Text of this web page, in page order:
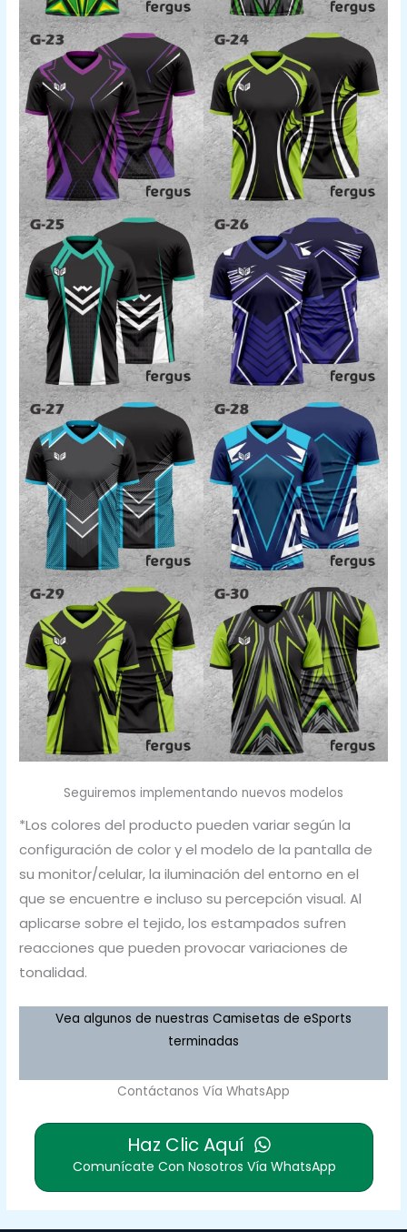
Seguiremos implementando nuevos modelos
*Los colores del producto pueden variar según la
configuración de color y el modelo de la pantalla de
su monitor/celular, la iluminación del entorno en el
que se encuentre e incluso su percepción visual. Al
aplicarse sobre el tejido, los estampados sufren
reacciones que pueden provocar variaciones de
tonalidad.
Vea algunos de nuestras Camisetas de eSports
terminadas
Contáctanos Vía WhatsApp
Haz Clic Aquí
Comunícate Con Nosotros Vía WhatsApp